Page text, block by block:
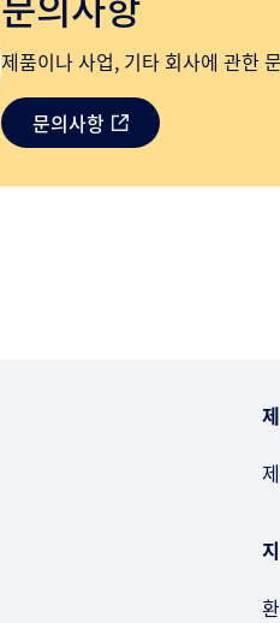
제품이나 사업, 기타 회사에 관한
문의사항